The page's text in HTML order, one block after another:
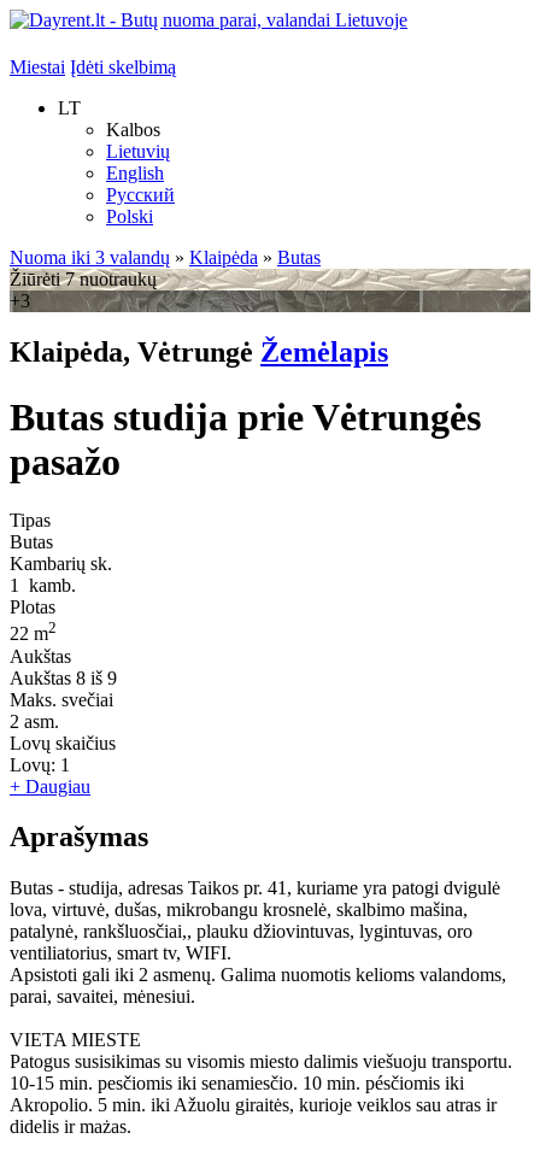
Miestai Įdėti skelbimą
LT
Kalbos
Lietuvių
English
Русский
Polski
Nuoma iki 3 valandų » Klaipėda » Butas
Žiūrėti 7 nuotraukų
+3
Klaipėda, Vėtrungė Žemėlapis
Butas studija prie Vėtrungės
pasažo
Tipas
Butas
Kambarių sk.
1
kamb.
Plotas
22 m2
Aukštas
Aukštas 8 iš 9
Maks. svečiai
2 asm.
Lovų skaičius
Lovų: 1
+ Daugiau
Aprašymas
Butas - studija, adresas Taikos pr. 41, kuriame yra patogi dvigulė
lova, virtuvė, dušas, mikrobangu krosnelė, skalbimo mašina,
patalynė, rankšluosčiai,, plauku džiovintuvas, lygintuvas, oro
ventiliatorius, smart tv, WIFI.
Apsistoti gali iki 2 asmenų. Galima nuomotis kelioms valandoms,
parai, savaitei, mėnesiui.
VIETA MIESTE
Patogus susisikimas su visomis miesto dalimis viešuoju transportu.
10-15 min. pesčiomis iki senamiesčio. 10 min. pésčiomis iki
Akropolio. 5 min. iki Ažuolu giraitės, kurioje veiklos sau atras ir
didelis ir mażas.